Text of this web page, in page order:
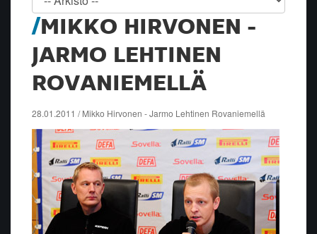
MIKKO HIRVONEN -
JARMO LEHTINEN
ROVANIEMELLÄ
28.01.2011 / Mikko Hirvonen - Jarmo Lehtinen Rovaniemellä